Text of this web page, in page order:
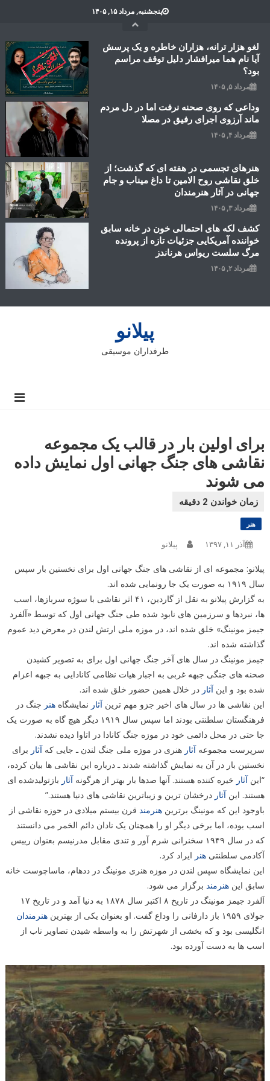
پنجشنبه, مرداد ۱۵, ۱۴۰۵
لغو هزار ترانه، هزاران خاطره و یک پرسش
آیا نام هما میرافشار دلیل توقف مراسم
بود؟
مرداد ۵, ۱۴۰۵
وداعی که روی صحنه نرفت اما در دل مردم
ماند آرزوی اجرای رفیق در مصلا
مرداد ۴, ۱۴۰۵
هنرهای تجسمی در هفته ای که گذشت؛ از
خلق نقاشی روح الامین تا داغ میناب و جام
جهانی در آثار هنرمندان
مرداد ۳, ۱۴۰۵
کشف لکه های احتمالی خون در خانه سابق
خواننده آمریکایی جزئیات تازه از پرونده
مرگ سلست ریواس هرناندز
مرداد ۲, ۱۴۰۵
پیلانو
طرفداران موسیقی
برای اولین بار در قالب یک مجموعه
نقاشی های جنگ جهانی اول نمایش داده
می شوند
هنر
آذر ۱۱, ۱۳۹۷ پیلانو
پیلانو: مجموعه ای از نقاشی های جنگ جهانی اول برای نخستین بار سپس
سال ۱۹۱۹ به صورت یک جا رونمایی شده اند.
به گزارش پیلانو به نقل از گاردین، ۴۱ اثر نقاشی با سوژه سربازها، اسب
ها، نبردها و سرزمین های نابود شده طی جنگ جهانی اول که توسط «آلفرد
جیمز مونینگ» خلق شده اند، در موزه ملی ارتش لندن در معرض دید عموم
گذاشته شده اند.
جیمز مونینگ در سال های آخر جنگ جهانی اول برای به تصویر کشیدن
صحنه های جنگی جبهه غربی به اجبار هیات نظامی کانادایی به جبهه اعزام
شده بود و این آثار در خلال همین حضور خلق شده اند.
این نقاشی ها در سال های اخیر جزو مهم ترین آثار نمایشگاه هنر جنگ در
فرهنگستان سلطنتی بودند اما سپس سال ۱۹۱۹ دیگر هیچ گاه به صورت یک
جا حتی در محل دائمی خود در موزه جنگ کانادا در اتاوا دیده نشدند.
سرپرست مجموعه آثار هنری در موزه ملی جنگ لندن ـ جایی که آثار برای
نخستین بار در آن به نمایش گذاشته شدند ـ درباره این نقاشی ها بیان کرده،
“این آثار خیره کننده هستند. آنها صدها بار بهتر از هرگونه آثار بازتولیدشده ای
هستند. این آثار درخشان ترین و زیباترین نقاشی های دنیا هستند.”
باوجود این که مونینگ برترین هنرمندقرن بیستم میلادی در حوزه نقاشی از
اسب بوده، اما برخی دیگر او را همچنان یک نادان دائم الخمر می دانستند
که در سال ۱۹۴۹ سخنرانی شرم آور و تندی مقابل مدرنیسم بعنوان رییس
آکادمی سلطنتی هنر ایراد کرد.
این نمایشگاه سپس لندن در موزه هنری مونینگ در ددهام، ماساچوست خانه
سابق این هنرمندبرگزار می شود.
آلفرد جیمز مونینگ در تاریخ ۸ اکتبر سال ۱۸۷۸ به دنیا آمد و در تاریخ ۱۷
جولای ۱۹۵۹ باز دارفانی را وداع گفت. او بعنوان یکی از بهترین
هنرمندان
انگلیسی بود و که بخشی از شهرتش را به واسطه شیدن تصاویر ناب از
اسب ها به دست آورده بود.